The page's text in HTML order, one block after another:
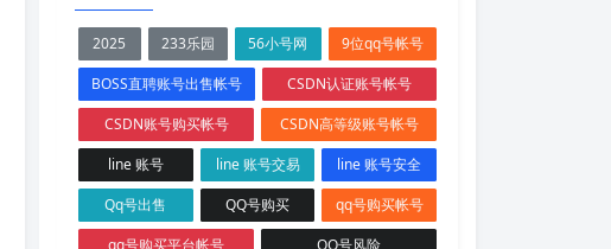
2025 233乐园 56小号网
9位qq号帐号
BOSS直聘账号出售帐号
CSDN认证账号帐号
CSDN账号购买帐号
CSDN高等级账号帐号
line 账号
line 账号交易
line 账号安全
Qq号出售
QQ号购买
qq号购买帐号
qq号购买平台帐号
QQ号风险